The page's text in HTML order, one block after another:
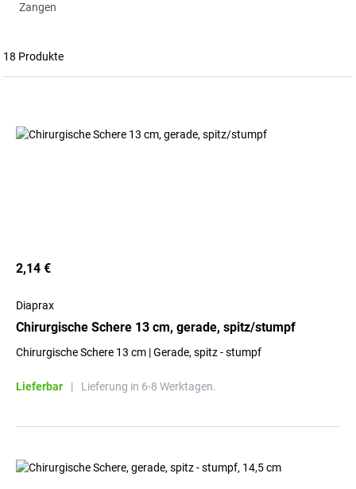
Zangen
18 Produkte
2,14 €
Diaprax
Chirurgische Schere 13 cm, gerade, spitz/stumpf
Chirurgische Schere 13 cm | Gerade, spitz - stumpf
Lieferbar | Lieferung in 6-8 Werktagen.